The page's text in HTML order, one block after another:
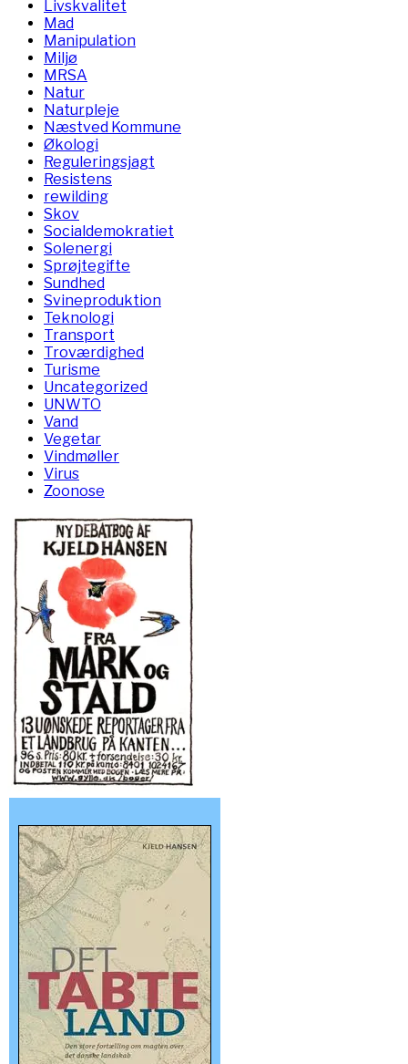
Livskvalitet
Mad
Manipulation
Miljø
MRSA
Natur
Naturpleje
Næstved Kommune
Økologi
Reguleringsjagt
Resistens
rewilding
Skov
Socialdemokratiet
Solenergi
Sprøjtegifte
Sundhed
Svineproduktion
Teknologi
Transport
Troværdighed
Turisme
Uncategorized
UNWTO
Vand
Vegetar
Vindmøller
Virus
Zoonose